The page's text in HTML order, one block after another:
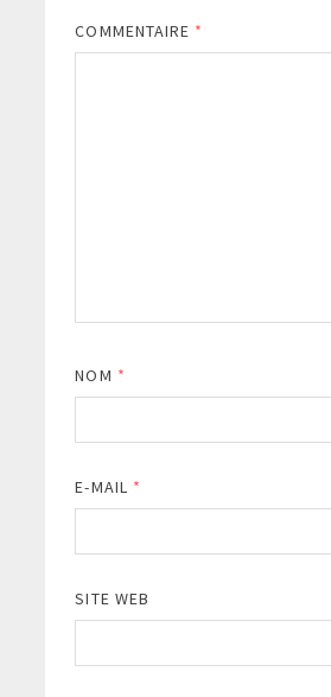
COMMENTAIRE *
NOM *
E-MAIL *
SITE WEB